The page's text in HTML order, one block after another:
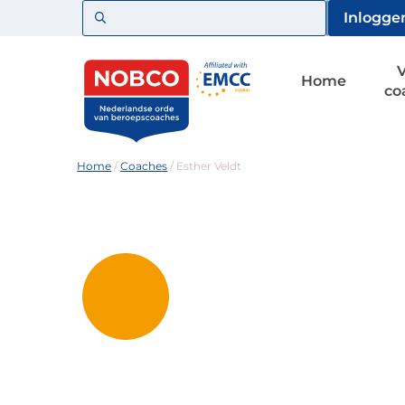
Zoeken
Home
Home /Coaches / Esther Veldt